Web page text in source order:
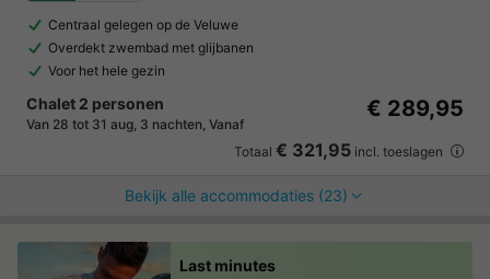
Centraal gelegen op de Veluwe
Overdekt zwembad met glijbanen
Voor het hele gezin
Chalet 2 personen
Van 28 tot 31 aug, 3 nachten, Vanaf
€ 289,95
Totaal € 321,95 incl. toeslagen
Bekijk alle accommodaties (23)
Last minutes